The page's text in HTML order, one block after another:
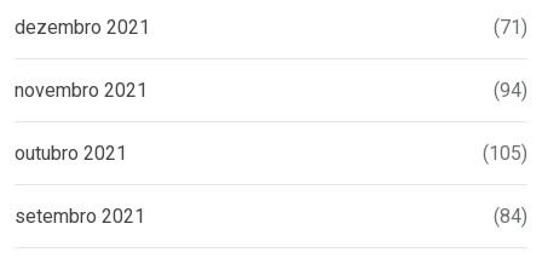
dezembro 2021 (71)
novembro 2021 (94)
outubro 2021 (105)
setembro 2021 (84)